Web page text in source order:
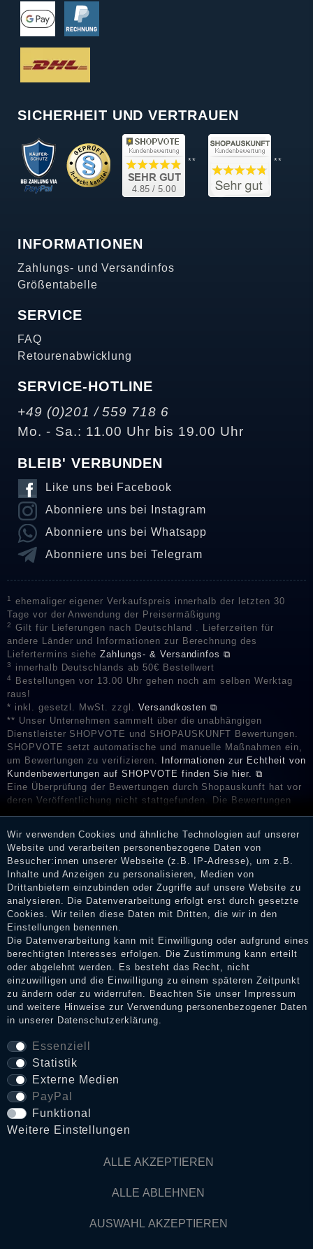
SICHERHEIT UND VERTRAUEN
** **
INFORMATIONEN
Zahlungs- und Versandinfos
Größentabelle
SERVICE
FAQ
Retourenabwicklung
SERVICE-HOTLINE
+49 (0)201 / 559 718 6
Mo. - Sa.: 11.00 Uhr bis 19.00 Uhr
BLEIB' VERBUNDEN
Like uns bei Facebook
Abonniere uns bei Instagram
Abonniere uns bei Whatsapp
Abonniere uns bei Telegram
1
ehemaliger eigener Verkaufspreis innerhalb der letzten 30
Tage vor der Anwendung der Preisermäßigung
2
Gilt für Lieferungen nach Deutschland . Lieferzeiten für
andere Länder und Informationen zur Berechnung des
Liefertermins sieheZahlungs- & Versandinfos ⧉
3 innerhalb Deutschlands ab 50€ Bestellwert
4
Bestellungen vor 13.00 Uhr gehen noch am selben Werktag
raus!
* inkl. gesetzl. MwSt. zzgl. Versandkosten ⧉
** Unser Unternehmen sammelt über die unabhängigen
Dienstleister SHOPVOTE und SHOPAUSKUNFT Bewertungen.
SHOPVOTE setzt automatische und manuelle Maßnahmen ein,
um Bewertungen zu verifizieren.
Informationen zur Echtheit von
Kundenbewertungen auf SHOPVOTE finden Sie hier. ⧉
Eine Überprüfung der Bewertungen durch Shopauskunft hat vor
deren Veröffentlichung nicht stattgefunden. Die Bewertungen
Erhalt einer Benachrichtigungs-E-Mail können Händler die
Bewertungen verifizieren und über die erfolgte Verifizierung im
Shop informieren.
Impressum
Daten­schutz­erklärung
AGB
Widerrufs­recht
VERTRAG WIDERRUFEN
© Copyright 2026 Dark Ages Glasche & Kuczwalska GbR
Wir verwenden Cookies und ähnliche Technologien auf unserer
Website und verarbeiten personenbezogene Daten von
Besucher:innen unserer Webseite (z.B. IP-Adresse), um z.B.
Inhalte und Anzeigen zu personalisieren, Medien von
Drittanbietern einzubinden oder Zugriffe auf unsere Website zu
analysieren. Die Datenverarbeitung erfolgt erst durch gesetzte
Cookies. Wir teilen diese Daten mit Dritten, die wir in den
Einstellungen benennen.
Die Datenverarbeitung kann mit Einwilligung oder aufgrund eines
berechtigten Interesses erfolgen. Die Zustimmung kann erteilt
oder abgelehnt werden. Es besteht das Recht, nicht
einzuwilligen und die Einwilligung zu einem späteren Zeitpunkt
zu ändern oder zu widerrufen. Beachten Sie unser
Impressum
und weitere Hinweise zur Verwendung personenbezogener Daten
in unserer Daten­schutz­erklärung.
Essenziell
Statistik
Externe Medien
PayPal
Funktional
Weitere Einstellungen
ALLE AKZEPTIEREN
ALLE ABLEHNEN
AUSWAHL AKZEPTIEREN